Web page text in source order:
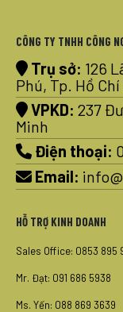
CÔNG TY TNHH CÔNG
Trụ sở: 126
Phú, Tp. Hồ Chí
VPKD: 237
Minh
Điện thoại:
Email:
HỖ TRỢ KINH DOANH
Sales Office: 0853 895
Mr. Đạt: 091 686 5938
Ms. Yến: 088 869 3639